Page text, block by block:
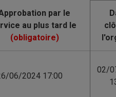
06/2024 17:00
02/